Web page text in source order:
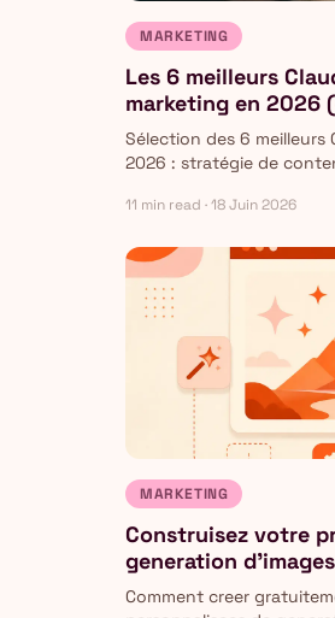
MARKETING
Les 6 meilleurs
marketing en 2026
Sélection des 6 meilleurs
2026 : stratégie de
graphique. Gratuits, avec
11 min read · 18 Juin 2026
MARKETING
Construisez votre
generation
Comment creer